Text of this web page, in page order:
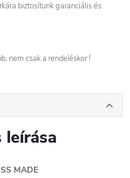
biztosítunk garanciális és
nem csak a rendeléskor !
leírása
MADE